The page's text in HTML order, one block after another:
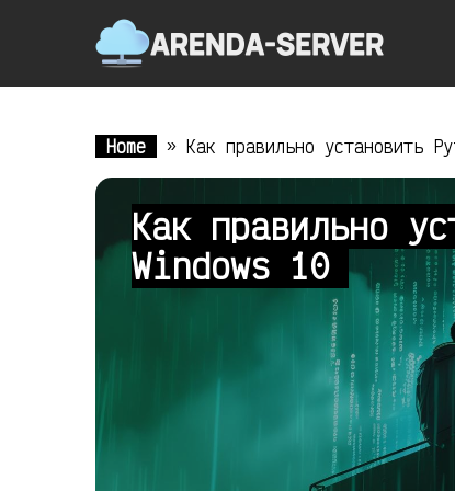
Home » Как правильно установить
Как правильно
Windows 10